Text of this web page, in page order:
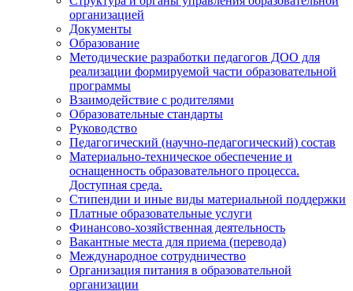
организацией
Документы
Образование
Методические разработки педагогов ДОО для
реализации формируемой части образовательной
программы
Взаимодействие с родителями
Образовательные стандарты
Руководство
Педагогический (научно-педагогический) состав
Материально-техническое обеспечение и
оснащенность образовательного процесса.
Доступная среда.
Стипендии и иные виды материальной поддержки
Платные образовательные услуги
Финансово-хозяйственная деятельность
Вакантные места для приема (перевода)
Международное сотрудничество
Организация питания в образовательной
организации